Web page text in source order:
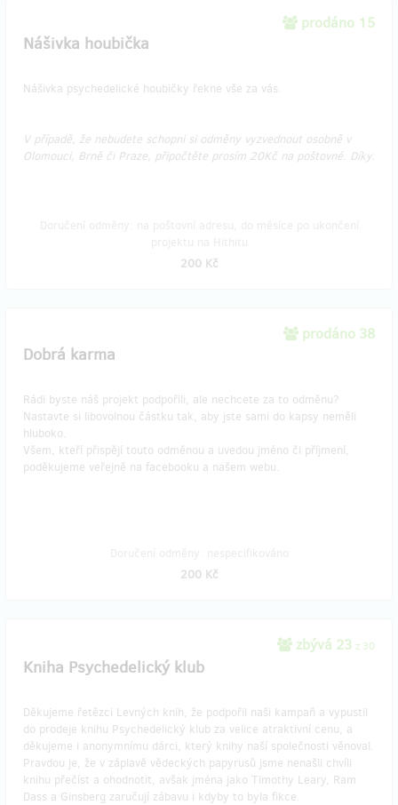
prodáno 15
Nášivka houbička
Nášivka psychedelické houbičky řekne vše za vás.
V případě, že nebudete schopni si odměny vyzvednout osobně v
Olomouci, Brně či Praze, připočtěte prosím 20Kč na poštovné. Díky.
200 Kč
prodáno 38
Dobrá karma
Rádi byste náš projekt podpořili, ale nechcete za to odměnu?
Nastavte si libovolnou částku tak, aby jste sami do kapsy neměli
hluboko.
Všem, kteří přispějí touto odměnou a uvedou jméno či příjmení,
poděkujeme veřejně na facebooku a našem webu.
200 Kč
zbývá 23 z 30
Kniha Psychedelický klub
Děkujeme řetězci Levných knih, že podpořil naši kampaň a vypustil
do prodeje knihu Psychedelický klub za velice atraktivní cenu, a
děkujeme i anonymnímu dárci, který knihy naší společnosti věnoval.
Pravdou je, že v záplavě vědeckých papyrusů jsme nenašli chvíli
knihu přečíst a ohodnotit, avšak jména jako Timothy Leary, Ram
Dass a Ginsberg zaručují zábavu i kdyby to byla fikce.